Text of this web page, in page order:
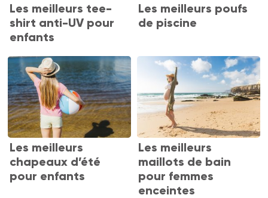
Les meilleurs tee-
shirt anti-UV pour
enfants
Les meilleurs poufs
de piscine
Les meilleurs
chapeaux d’été
pour enfants
Les meilleurs
maillots de bain
pour femmes
enceintes